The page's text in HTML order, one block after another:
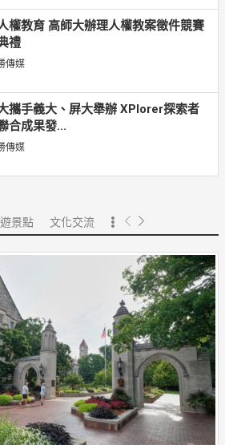
權教育 高師大辦理人權教案徵件競賽
禮
傳媒
攜手義大、屏大舉辦 XPlorer探索者
合成果發...
傳媒
景點 文化交流